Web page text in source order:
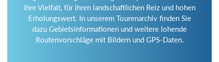
ihre Vielfalt, für ihren landschaftlichen Reiz und hohen
Erholungswert. In unserem Tourenarchiv finden Sie
dazu Gebietsinformationen und weitere lohende
Routenvorschläge mit Bildern und GPS-Daten.